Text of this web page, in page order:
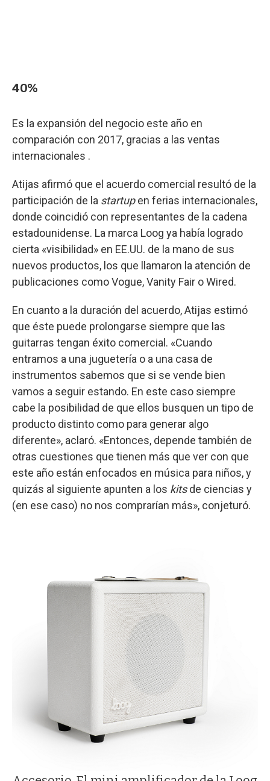
40%
Es la expansión del negocio este año en
comparación con 2017, gracias a las ventas
internacionales .
Atijas afirmó que el acuerdo comercial resultó de la
participación de la startupen ferias internacionales,
donde coincidió con representantes de la cadena
estadounidense. La marca Loog ya había logrado
cierta «visibilidad» en EE.UU. de la mano de sus
nuevos productos, los que llamaron la atención de
publicaciones como Vogue, Vanity Fair o Wired.
En cuanto a la duración del acuerdo, Atijas estimó
que éste puede prolongarse siempre que las
guitarras tengan éxito comercial. «Cuando
entramos a una juguetería o a una casa de
instrumentos sabemos que si se vende bien
vamos a seguir estando. En este caso siempre
cabe la posibilidad de que ellos busquen un tipo de
producto distinto como para generar algo
diferente», aclaró. «Entonces, depende también de
otras cuestiones que tienen más que ver con que
este año están enfocados en música para niños, y
quizás al siguiente apunten a los kitsde ciencias y
(en ese caso) no nos comprarían más», conjeturó.